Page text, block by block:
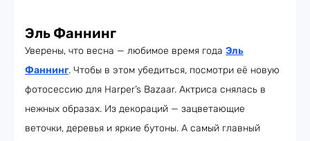
Эль Фаннинг
Уверены, что весна — любимое время года Эль
Фаннинг. Чтобы в этом убедиться, посмотри её новую
фотосессию для Harper’s Bazaar. Актриса снялась в
нежных образах. Из декораций — зацветающие
веточки, деревья и яркие бутоны. А самый главный